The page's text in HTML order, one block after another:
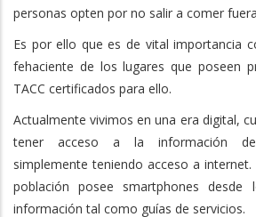
personas opten por no salir a comer
Es por ello que es de vital importancia
fehaciente de los lugares que poseen
TACC certificados para ello.
Actualmente vivimos en una era digital,
tener acceso a la información
simplemente teniendo acceso a
población posee smartphones desde
información tal como guías de servicios.